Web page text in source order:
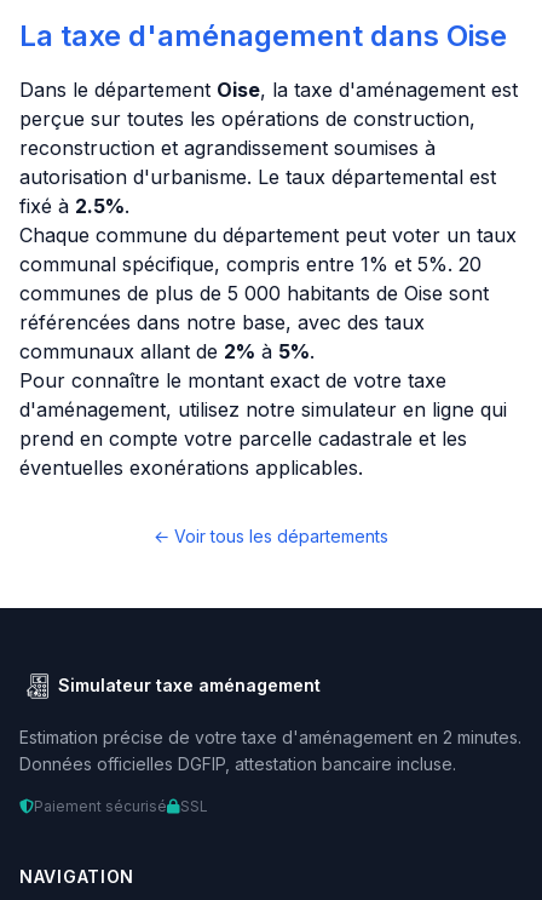
La taxe d'aménagement dans Oise
Dans le département Oise, la taxe d'aménagement est
perçue sur toutes les opérations de construction,
reconstruction et agrandissement soumises à
autorisation d'urbanisme. Le taux départemental est
fixé à 2.5%.
Chaque commune du département peut voter un taux
communal spécifique, compris entre 1% et 5%. 20
communes de plus de 5 000 habitants de Oise sont
référencées dans notre base, avec des taux
communaux allant de 2% à 5%.
Pour connaître le montant exact de votre taxe
d'aménagement, utilisez notre simulateur en ligne qui
prend en compte votre parcelle cadastrale et les
éventuelles exonérations applicables.
← Voir tous les départements
Simulateur taxe aménagement
Estimation précise de votre taxe d'aménagement en 2 minutes.
Données officielles DGFIP, attestation bancaire incluse.
Paiement sécurisé SSL
NAVIGATION